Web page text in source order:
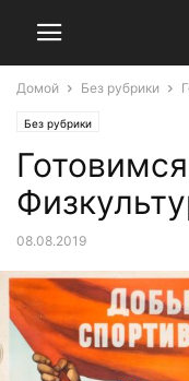
Домой Без рубрики
Без рубрики
08.08.2019